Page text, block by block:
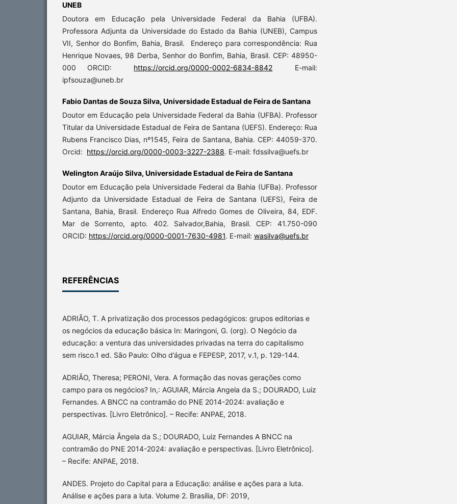
UNEB
Doutora em Educação pela Universidade Federal da Bahia (UFBA).
Professora Adjunta da Universidade do Estado da Bahia (UNEB), Campus
VII, Senhor do Bonfim, Bahia, Brasil. Endereço para correspondência: Rua
Henrique Novaes, 98 Derba, Senhor do Bonfim, Bahia, Brasil. CEP: 48950-
000 ORCID: https://orcid.org/0000-0002-6834-8842 E-mail:
ipfsouza@uneb.br
Fabio Dantas de Souza Silva, Universidade Estadual de Feira de Santana
Doutor em Educação pela Universidade Federal da Bahia (UFBA). Professor
Titular da Universidade Estadual de Feira de Santana (UEFS). Endereço: Rua
Rubens Francisco Dias, nº1545, Feira de Santana, Bahia. CEP: 44059-370.
Orcid: https://orcid.org/0000-0003-3227-2388. E-mail: fdssilva@uefs.br
Welington Araújo Silva, Universidade Estadual de Feira de Santana
Doutor em Educação pela Universidade Federal da Bahia (UFBa). Professor
Adjunto da Universidade Estadual de Feira de Santana (UEFS), Feira de
Santana, Bahia, Brasil. Endereço Rua Alfredo Gomes de Oliveira, 84, EDF.
Mar de Sorrento, apto. 402. Salvador,Bahia, Brasil. CEP: 41.750-090
ORCID: https://orcid.org/0000-0001-7630-4981. E-mail: wasilva@uefs.br
REFERÊNCIAS
ADRIÃO, T. A privatização dos processos pedagógicos: grupos editorias e
os negócios da educação básica In: Maringoni, G. (org). O Negócio da
educação: a ventura das universidades privadas na terra do capitalismo
sem risco.1 ed. São Paulo: Olho d’água e FEPESP, 2017, v.1, p. 129-144.
ADRIÃO, Theresa; PERONI, Vera. A formação das novas gerações como
campo para os negócios? In,: AGUIAR, Márcia Angela da S.; DOURADO, Luiz
Fernandes. A BNCC na contramão do PNE 2014-2024: avaliação e
perspectivas. [Livro Eletrônico]. – Recife: ANPAE, 2018.
AGUIAR, Márcia Ângela da S.; DOURADO, Luiz Fernandes A BNCC na
contramão do PNE 2014-2024: avaliação e perspectivas. [Livro Eletrônico].
– Recife: ANPAE, 2018.
ANDES. Projeto do Capital para a Educação: análise e ações para a luta.
Análise e ações para a luta. Volume 2. Brasília, DF: 2019,